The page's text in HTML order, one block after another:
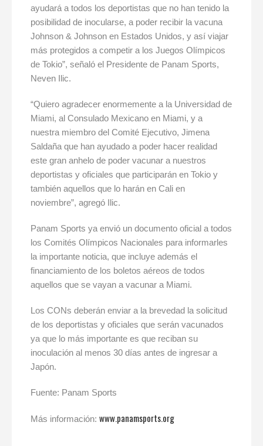
ayudará a todos los deportistas que no han tenido la
posibilidad de inocularse, a poder recibir la vacuna
Johnson & Johnson en Estados Unidos, y así viajar
más protegidos a competir a los Juegos Olímpicos
de Tokio”, señaló el Presidente de Panam Sports,
Neven Ilic.
“Quiero agradecer enormemente a la Universidad de
Miami, al Consulado Mexicano en Miami, y a
nuestra miembro del Comité Ejecutivo, Jimena
Saldaña que han ayudado a poder hacer realidad
este gran anhelo de poder vacunar a nuestros
deportistas y oficiales que participarán en Tokio y
también aquellos que lo harán en Cali en
noviembre”, agregó Ilic.
Panam Sports ya envió un documento oficial a todos
los Comités Olímpicos Nacionales para informarles
la importante noticia, que incluye además el
financiamiento de los boletos aéreos de todos
aquellos que se vayan a vacunar a Miami.
Los CONs deberán enviar a la brevedad la solicitud
de los deportistas y oficiales que serán vacunados
ya que lo más importante es que reciban su
inoculación al menos 30 días antes de ingresar a
Japón.
Fuente: Panam Sports
Más información: www.panamsports.org